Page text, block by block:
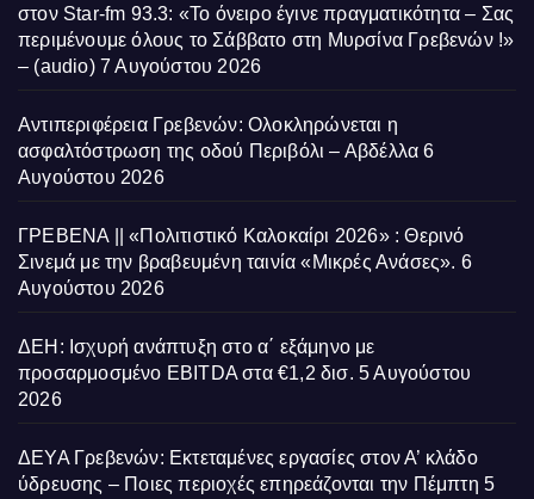
στον Star-fm 93.3: «Το όνειρο έγινε πραγματικότητα – Σας
περιμένουμε όλους το Σάββατο στη Μυρσίνα Γρεβενών !»
– (audio) 7 Αυγούστου 2026
Αντιπεριφέρεια Γρεβενών: Ολοκληρώνεται η
ασφαλτόστρωση της οδού Περιβόλι – Αβδέλλα 6
Αυγούστου 2026
ΓΡΕΒΕΝΑ || «Πολιτιστικό Καλοκαίρι 2026» : Θερινό
Σινεμά με την βραβευμένη ταινία «Μικρές Ανάσες». 6
Αυγούστου 2026
ΔΕΗ: Ισχυρή ανάπτυξη στο α΄ εξάμηνο με
προσαρμοσμένο EBITDA στα €1,2 δισ. 5 Αυγούστου
2026
ΔΕΥΑ Γρεβενών: Εκτεταμένες εργασίες στον Α’ κλάδο
ύδρευσης – Ποιες περιοχές επηρεάζονται την Πέμπτη 5